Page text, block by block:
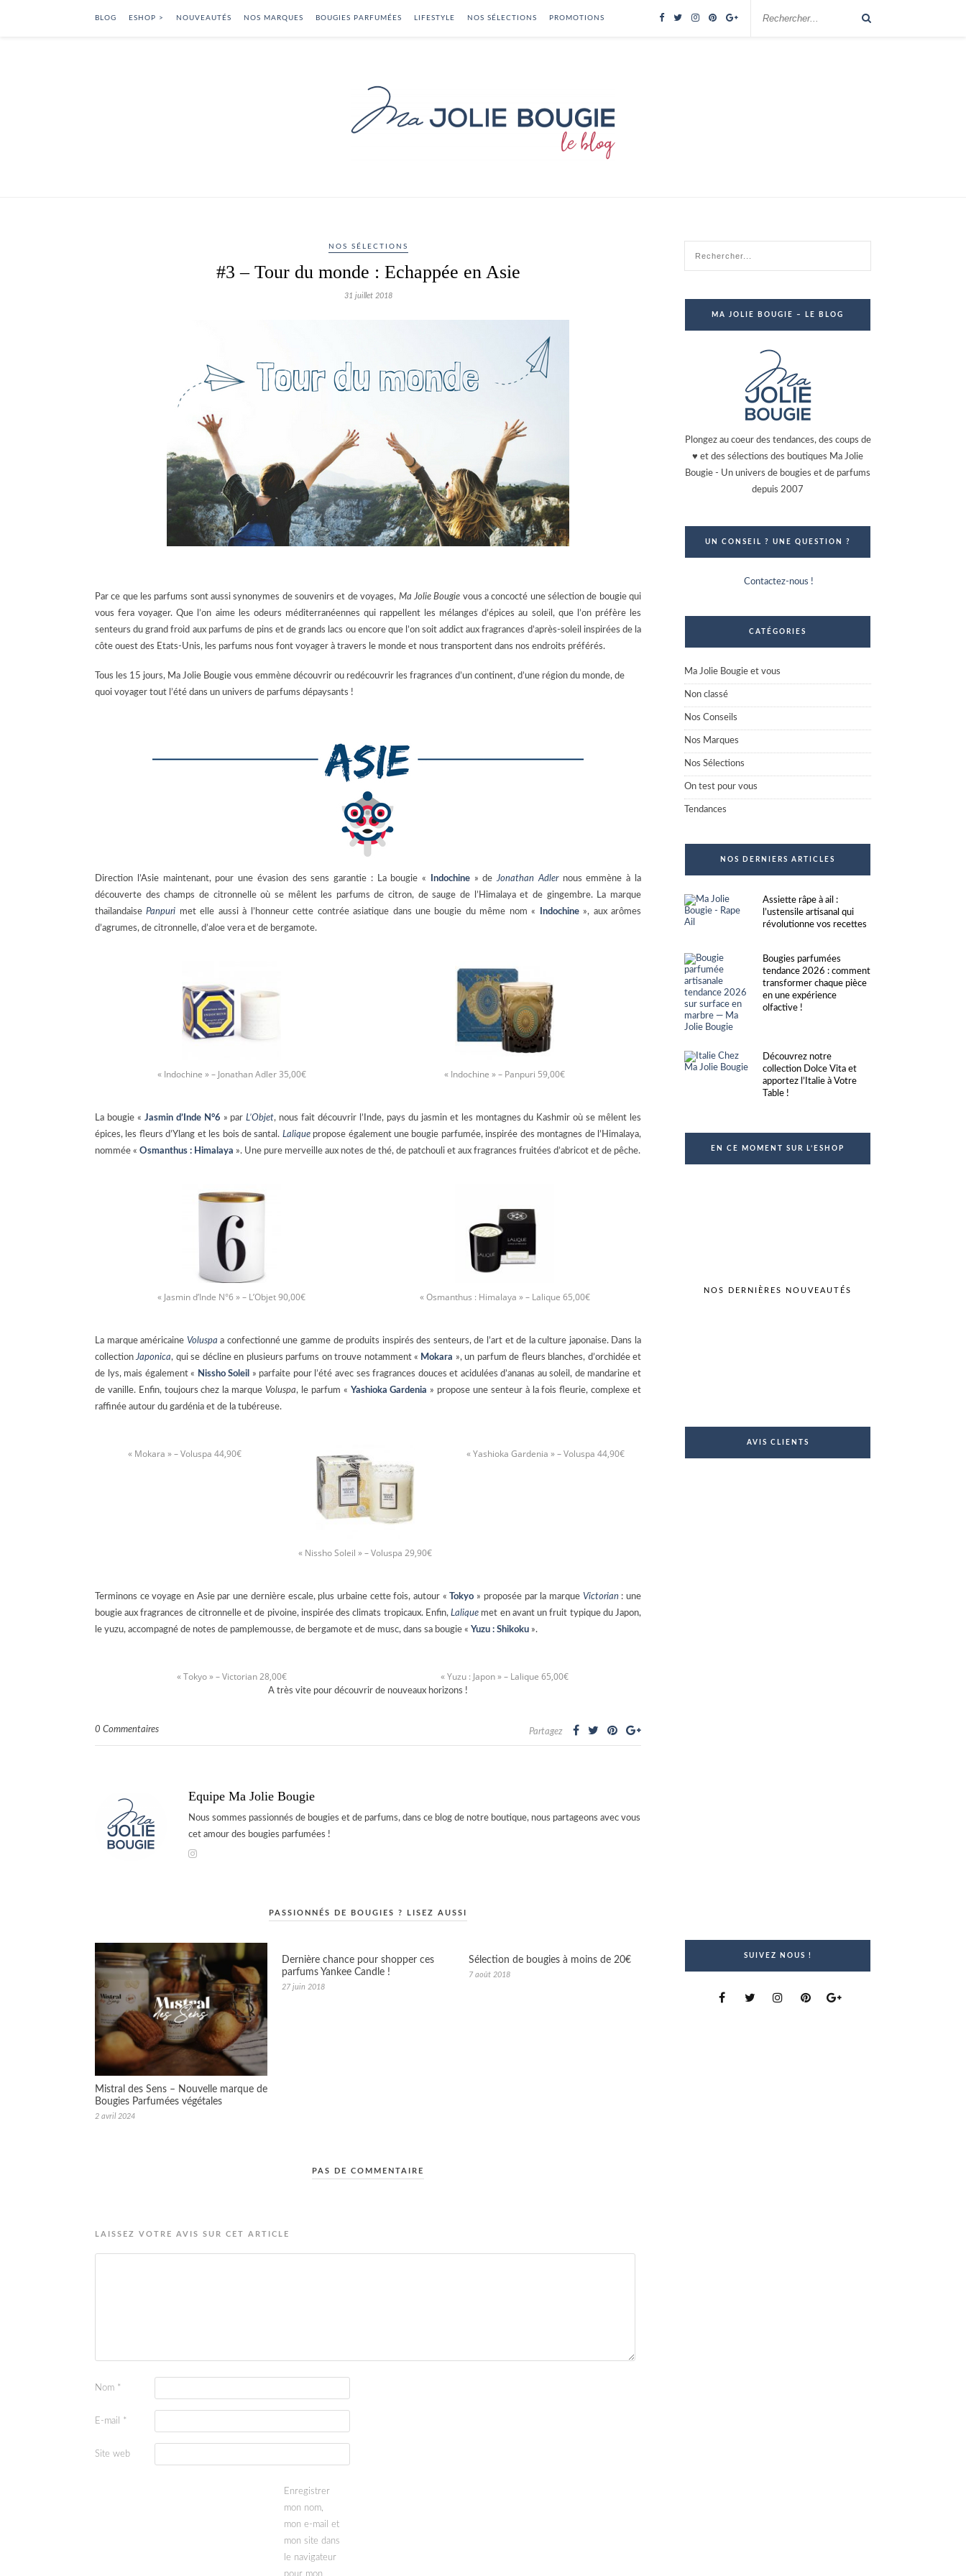
BLOG ESHOP > NOUVEAUTÉS NOS MARQUES BOUGIES PARFUMÉES LIFESTYLE NOS SÉLECTIONS PROMOTIONS
NOS SÉLECTIONS
#3 – Tour du monde : Echappée en Asie
31 juillet 2018
Par ce que les parfums sont aussi synonymes de souvenirs et de voyages, Ma Jolie Bougie vous a concocté une sélection de bougie qui
vous fera voyager. Que l’on aime les odeurs méditerranéennes qui rappellent les mélanges d’épices au soleil, que l’on préfère les
senteurs du grand froid aux parfums de pins et de grands lacs ou encore que l’on soit addict aux fragrances d’après-soleil inspirées de la
côte ouest des Etats-Unis, les parfums nous font voyager à travers le monde et nous transportent dans nos endroits préférés.
Tous les 15 jours, Ma Jolie Bougie vous emmène découvrir ou redécouvrir les fragrances d’un continent, d’une région du monde, de
quoi voyager tout l’été dans un univers de parfums dépaysants !
Direction l’Asie maintenant, pour une évasion des sens garantie : La bougie « Indochine » deJonathan Adler nous emmène à la
découverte des champs de citronnelle où se mêlent les parfums de citron, de sauge de l’Himalaya et de gingembre. La marque
thaïlandaisePanpuri met elle aussi à l’honneur cette contrée asiatique dans une bougie du même nom « Indochine », aux arômes
d’agrumes, de citronnelle, d’aloe vera et de bergamote.
« Indochine » – Jonathan Adler 35,00€ « Indochine » – Panpuri 59,00€
La bougie « Jasmin d’Inde N°6 » parL’Objet, nous fait découvrir l’Inde, pays du jasmin et les montagnes du Kashmir où se mêlent les
épices, les fleurs d’Ylang et les bois de santal. Laliquepropose également une bougie parfumée, inspirée des montagnes de l’Himalaya,
nommée « Osmanthus : Himalaya ». Une pure merveille aux notes de thé, de patchouli et aux fragrances fruitées d’abricot et de pêche.
« Jasmin d’Inde N°6 » – L’Objet 90,00€ « Osmanthus : Himalaya » – Lalique 65,00€
La marque américaine Voluspa a confectionné une gamme de produits inspirés des senteurs, de l’art et de la culture japonaise. Dans la
collectionJaponica, qui se décline en plusieurs parfums on trouve notamment « Mokara », un parfum de fleurs blanches, d’orchidée et
de lys, mais également « Nissho Soleil
» parfaite pour l’été avec ses fragrances douces et acidulées d’ananas au soleil, de mandarine et
de vanille. Enfin, toujours chez la marque Voluspa, le parfum « Yashioka Gardenia » propose une senteur à la fois fleurie, complexe et
raffinée autour du gardénia et de la tubéreuse.
« Mokara » – Voluspa 44,90€
« Nissho Soleil » – Voluspa 29,90€
« Yashioka Gardenia » – Voluspa 44,90€
Terminons ce voyage en Asie par une dernière escale, plus urbaine cette fois, autour «Tokyo » proposée par la marque Victorian : une
bougie aux fragrances de citronnelle et de pivoine, inspirée des climats tropicaux. Enfin,Lalique met en avant un fruit typique du Japon,
le yuzu, accompagné de notes de pamplemousse, de bergamote et de musc, dans sa bougie « Yuzu : Shikoku ».
« Tokyo » – Victorian 28,00€ « Yuzu : Japon » – Lalique 65,00€
A très vite pour découvrir de nouveaux horizons !
0 Commentaires Partagez
Equipe Ma Jolie Bougie
Nous sommes passionnés de bougies et de parfums, dans ce blog de notre boutique, nous partageons avec vous
cet amour des bougies parfumées !
PASSIONNÉS DE BOUGIES ? LISEZ AUSSI
Mistral des Sens – Nouvelle marque de
Bougies Parfumées végétales
2 avril 2024
Dernière chance pour shopper ces
parfums Yankee Candle !
27 juin 2018
Sélection de bougies à moins de 20€
7 août 2018
PAS DE COMMENTAIRE
LAISSEZ VOTRE AVIS SUR CET ARTICLE
Nom *
E-mail *
Site web
Enregistrer
mon nom,
mon e-mail et
mon site dans
le navigateur
pour mon
MA JOLIE BOUGIE – LE BLOG
Plongez au coeur des tendances, des coups de
♥ et des sélections des boutiques Ma Jolie
Bougie - Un univers de bougies et de parfums
depuis 2007
UN CONSEIL ? UNE QUESTION ?
Contactez-nous !
CATÉGORIES
Ma Jolie Bougie et vous
Non classé
Nos Conseils
Nos Marques
Nos Sélections
On test pour vous
Tendances
NOS DERNIERS ARTICLES
Assiette râpe à ail :
l’ustensile artisanal qui
révolutionne vos recettes
Bougies parfumées
tendance 2026 : comment
transformer chaque pièce
en une expérience
olfactive !
Découvrez notre
collection Dolce Vita et
apportez l’Italie à Votre
Table !
EN CE MOMENT SUR L’ESHOP
NOS DERNIÈRES NOUVEAUTÉS
AVIS CLIENTS
SUIVEZ NOUS !